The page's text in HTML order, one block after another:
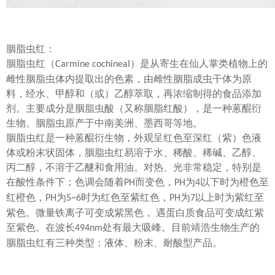
胭脂虫红：
胭脂虫红（Carmine cochineal ）是从寄生在仙人掌类植物上的
雌性胭脂虫体内提取出的色素，由雌性胭脂成虫干体为原
料，经水、甲醇和（或）乙醇萃取，再浓缩制得的食品添加
剂。主要成分是胭脂虫酸（又称胭脂红酸），是一种蒽醌衍
生物。胭脂虫原产于中南美洲、墨西哥等地。
胭脂虫红是一种蒽醌衍生物，外观呈红色至深红（紫）色液
体或粉末状固体，胭脂虫红易溶于水、稀酸、稀碱、乙醇、
丙二醇，不溶于乙醚和食用油。对热、光非常稳定，特别是
在酸性条件下；色调会随着PH而变色， PH为4以下时为橙色至
红橙色， PH为5~6时为红色至紫红色， PH为7以上时为紫红至
紫色。微量铁离子可变成紫黑色， 遇蛋白质食品可变成红紫
至紫色。在波长494nm处有最大吸峰。目前靖浩生物生产的
胭脂虫红有三种类型：液体、粉末、耐酸型产品。